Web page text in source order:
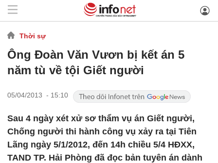
Thời sự
Ông Đoàn Văn Vươn bị kết án 5
năm tù về tội Giết người
05/04/2013 - 15:10
Sau 4 ngày xét xử sơ thẩm vụ án Giết người,
Chống người thi hành công vụ xảy ra tại Tiên
Lãng ngày 5/1/2012, đến 14h chiều 5/4 HĐXX,
TAND TP. Hải Phòng đã đọc bản tuyên án dành